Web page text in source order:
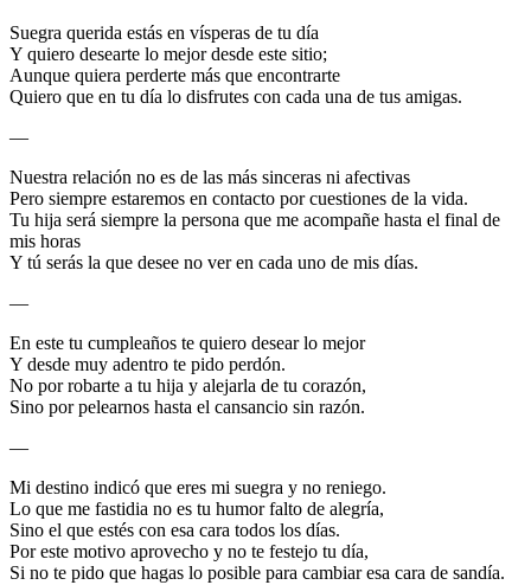
Suegra querida estás en vísperas de tu día
Y quiero desearte lo mejor desde este sitio;
Aunque quiera perderte más que encontrarte
Quiero que en tu día lo disfrutes con cada una de tus amigas.
—
Nuestra relación no es de las más sinceras ni afectivas
Pero siempre estaremos en contacto por cuestiones de la vida.
Tu hija será siempre la persona que me acompañe hasta el final de
mis horas
Y tú serás la que desee no ver en cada uno de mis días.
—
En este tu cumpleaños te quiero desear lo mejor
Y desde muy adentro te pido perdón.
No por robarte a tu hija y alejarla de tu corazón,
Sino por pelearnos hasta el cansancio sin razón.
—
Mi destino indicó que eres mi suegra y no reniego.
Lo que me fastidia no es tu humor falto de alegría,
Sino el que estés con esa cara todos los días.
Por este motivo aprovecho y no te festejo tu día,
Si no te pido que hagas lo posible para cambiar esa cara de sandía.